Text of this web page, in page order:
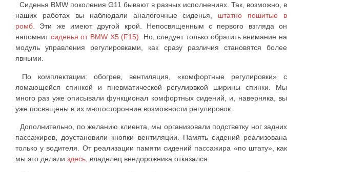
Сиденья BMW поколения G11 бывают в разных исполнениях. Так, возможно, в
наших работах вы наблюдали аналогочные сиденья, штатно пошитые в
ромб. Эти же имеют другой крой. Непосвященным с первого взгляда он
напомнит сиденья от BMW X5 (F15). Но, следует только обратить внимание на
модуль управления регулировками, как сразу различия становятся более
явными.
По комплектации: обогрев, вентиляция, «комфортные регулировки» с
ломающейся спинкой и пневматической регулирвкой ширины спинки. Мы
много раз уже описывали функционал комфортных сидений, и, наверняка, вы
уже посвящены в их многосторонние возможности регулировок.
Дополнительно, по желанию клиента, мы организовали подстветку ног задних
пассажиров, доустановили кнопки вентиляции. Память сидений реализована
только у водителя. От реализации памяти сидений пассажира «по штату», как
мы это делали здесь, владелец внедорожника отказался.